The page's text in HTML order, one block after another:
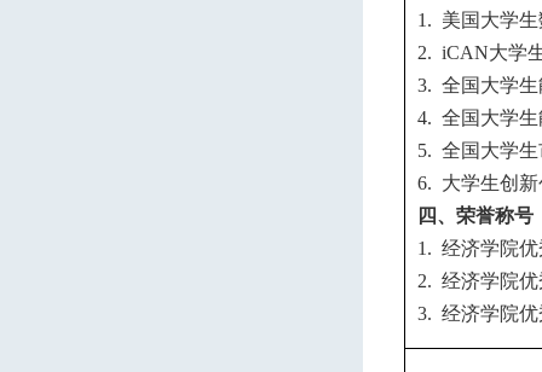
1. 美国大学
2. iCAN大学
3. 全国大学
4. 全国大学
5. 全国大学
6. 大学生创
四、荣誉称号
1. 经济学院
2. 经济学院
3. 经济学院